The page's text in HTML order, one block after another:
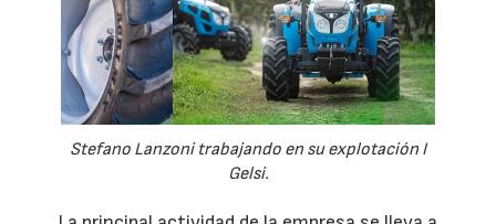
Stefano Lanzoni trabajando en su explotación I
Gelsi.